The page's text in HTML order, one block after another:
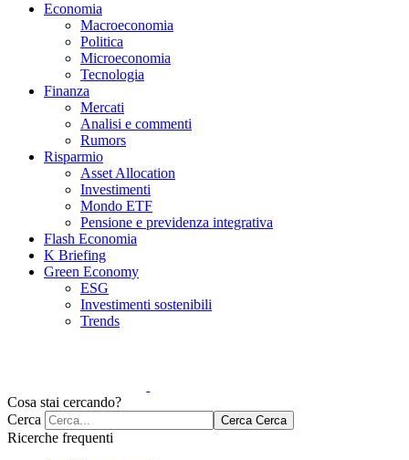
Economia
Macroeconomia
Politica
Microeconomia
Tecnologia
Finanza
Mercati
Analisi e commenti
Rumors
Risparmio
Asset Allocation
Investimenti
Mondo ETF
Pensione e previdenza integrativa
Flash Economia
K Briefing
Green Economy
ESG
Investimenti sostenibili
Trends
Cosa stai cercando?
Cerca
Cerca Cerca
Ricerche frequenti